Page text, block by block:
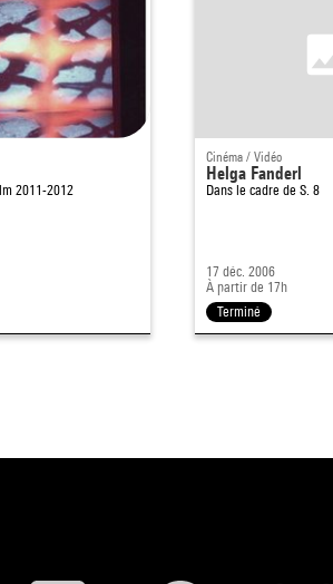
2011-2012
Cinéma / Vidéo
Helga Fanderl
Dans le cadre de S. 8
17 déc. 2006
À partir de 17h
Terminé